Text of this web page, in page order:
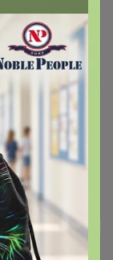
61
54